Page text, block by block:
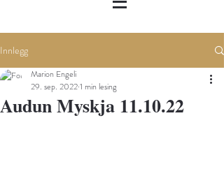
Innlegg
Audun Myskja 11.10.22
Marion Engeli
29. sep. 20221 min lesing